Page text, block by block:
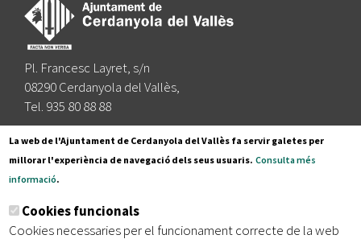
Pl. Francesc Layret, s/n
08290 Cerdanyola del Vallès,
Tel. 935 80 88 88
Segueix-nos a:
Subscriu-te al nostre butlletí
La web de l'Ajuntament de Cerdanyola del Vallès fa servir galetes per
millorar l'experiència de navegació dels seus usuaris. Consulta més
informació.
Cookies funcionals
Cookies necessaries per el funcionament correcte de la web